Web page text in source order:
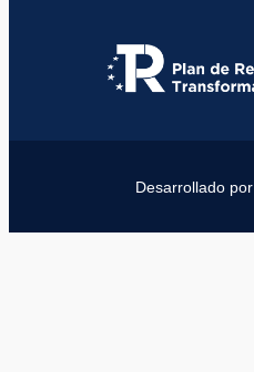
Desarrollado por